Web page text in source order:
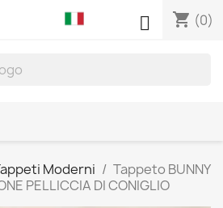
shopping_cart (0)

Moderni
Tappeto BUNNY
PELLICCIA DI CONIGLIO